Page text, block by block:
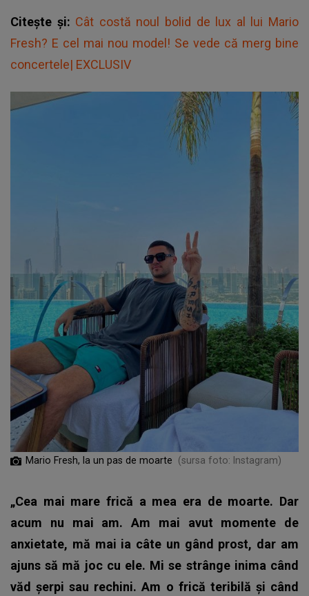
Citește și: Cât costă noul bolid de lux al lui Mario
Fresh? E cel mai nou model! Se vede că merg bine
concertele| EXCLUSIV
Mario Fresh, la un pas de moarte (sursa foto: Instagram)
„Cea mai mare frică a mea era de moarte. Dar
acum nu mai am. Am mai avut momente de
anxietate, mă mai ia câte un gând prost, dar am
ajuns să mă joc cu ele. Mi se strânge inima când
văd șerpi sau rechini. Am o frică teribilă și când